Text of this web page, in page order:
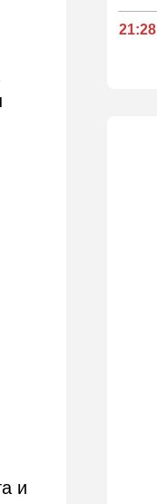
и
21:28